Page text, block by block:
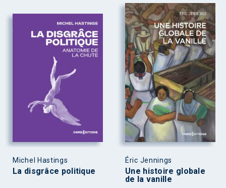
Michel Hastings
La disgrâce politique
Éric Jennings
Une histoire globale
de la vanille